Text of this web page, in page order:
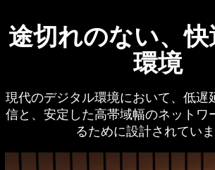
途切れのない、
環境
現代のデジタル環境において、低遅
信と、安定した高帯域幅のネットワ
るために設計されていま